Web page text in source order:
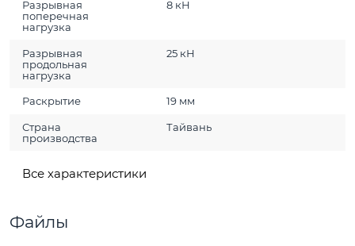
Разрывная
поперечная
нагрузка
8 кН
Разрывная
продольная
нагрузка
25 кН
Раскрытие 19 мм
Страна
производства
Тайвань
Все характеристики
Файлы